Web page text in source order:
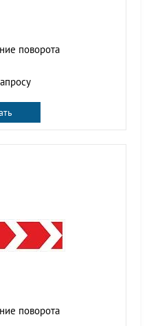
поворота
поворота